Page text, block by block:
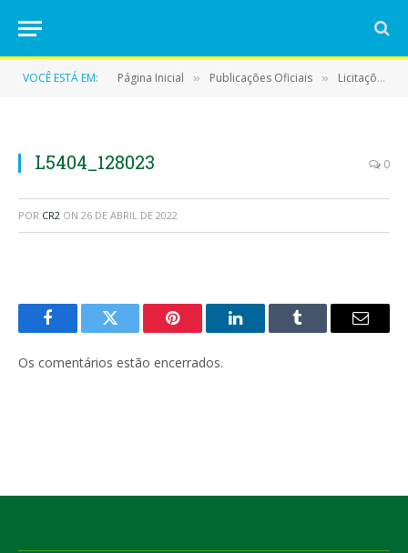
VOCÊ ESTÁ EM: Página Inicial » Publicações Oficiais » Licitações
L5404_128023 0
POR CR2 ON 26 DE ABRIL DE 2022
FacebookTwitter Pinterest LinkedInTumblr
E-
Os comentários estão encerrados.